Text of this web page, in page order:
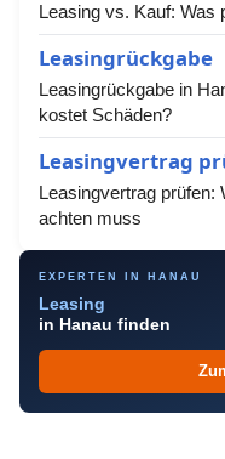
Leasing vs. Kauf: Was
Leasingrückgabe
Leasingrückgabe in
kostet Schäden?
Leasingvertrag
Leasingvertrag prüfen:
achten muss
EXPERTEN IN HANAU
Leasing
in Hanau finden